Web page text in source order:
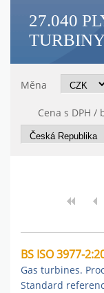
27.040
Měna
Cena s DPH /
BS ISO 3977-
Gas turbines.
Standard